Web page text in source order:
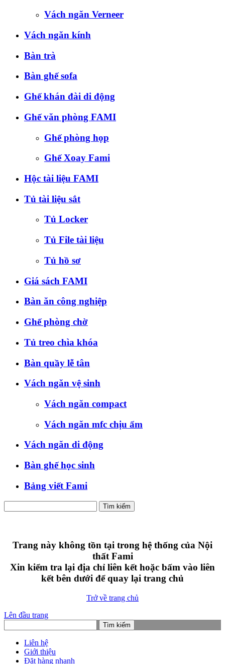
Vách ngăn Verneer
Vách ngăn kính
Bàn trà
Bàn ghế sofa
Ghế khán đài di động
Ghế văn phòng FAMI
Ghế phòng họp
Ghế Xoay Fami
Hộc tài liệu FAMI
Tủ tài liệu sắt
Tủ Locker
Tủ File tài liệu
Tủ hồ sơ
Giá sách FAMI
Bàn ăn công nghiệp
Ghế phòng chờ
Tủ treo chìa khóa
Bàn quầy lễ tân
Vách ngăn vệ sinh
Vách ngăn compact
Vách ngăn mfc chịu ẩm
Vách ngăn di động
Bàn ghế học sinh
Bảng viết Fami
Tìm kiếm
Trang này không tồn tại trong hệ thống của Nội
thất Fami
Xin kiểm tra lại địa chỉ liên kết hoặc bấm vào liên
kết bên dưới để quay lại trang chủ
Trở về trang chủ
Lên đầu trang
Tìm kiếm
Liên hệ
Giới thiệu
Đặt hàng nhanh